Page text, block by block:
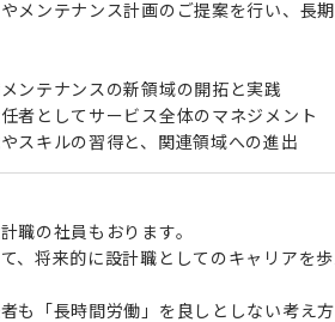
メンテナンス計画のご提案を行い、長
ンテナンスの新領域の開拓と実践
者としてサービス全体のマネジメント
スキルの習得と、関連領域への進出
職の社員もおります。
、将来的に設計職としてのキャリアを
も「長時間労働」を良しとしない考え